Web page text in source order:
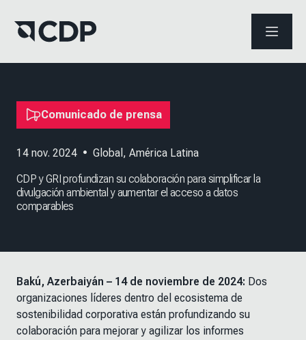
ABRIR
Comunicado de prensa
14 nov. 2024 • Global , América Latina
CDP y GRI profundizan su colaboración para simplificar la
divulgación ambiental y aumentar el acceso a datos
comparables
Bakú, Azerbaiyán – 14 de noviembre de 2024: Dos
organizaciones líderes dentro del ecosistema de
sostenibilidad corporativa están profundizando su
colaboración para mejorar y agilizar los informes